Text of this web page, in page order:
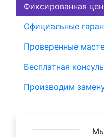
Фиксированная
Официальные
Проверенные
Бесплатная
Производим